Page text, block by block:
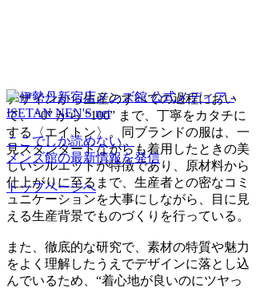
デザインから生産のすべての過程におい
て、 “0” から “100” まで、丁寧をカタチに
する〈エイトン〉。同ブランドの服は、一
見スタンダードながらも着用したときの美
しいシルエットが特徴であり、原材料から
仕上がりに至るまで、生産者との密なコミ
ュニケーションを大事にしながら、目に見
える生産背景でものづくりを行っている。
また、徹底的な研究で、素材の特質や魅力
をよく理解したうえでデザインに落とし込
んでいるため、“着心地が良いのにツヤっ
ここでしか読めない、
メンズ館の最新情報を発信
トップページへ